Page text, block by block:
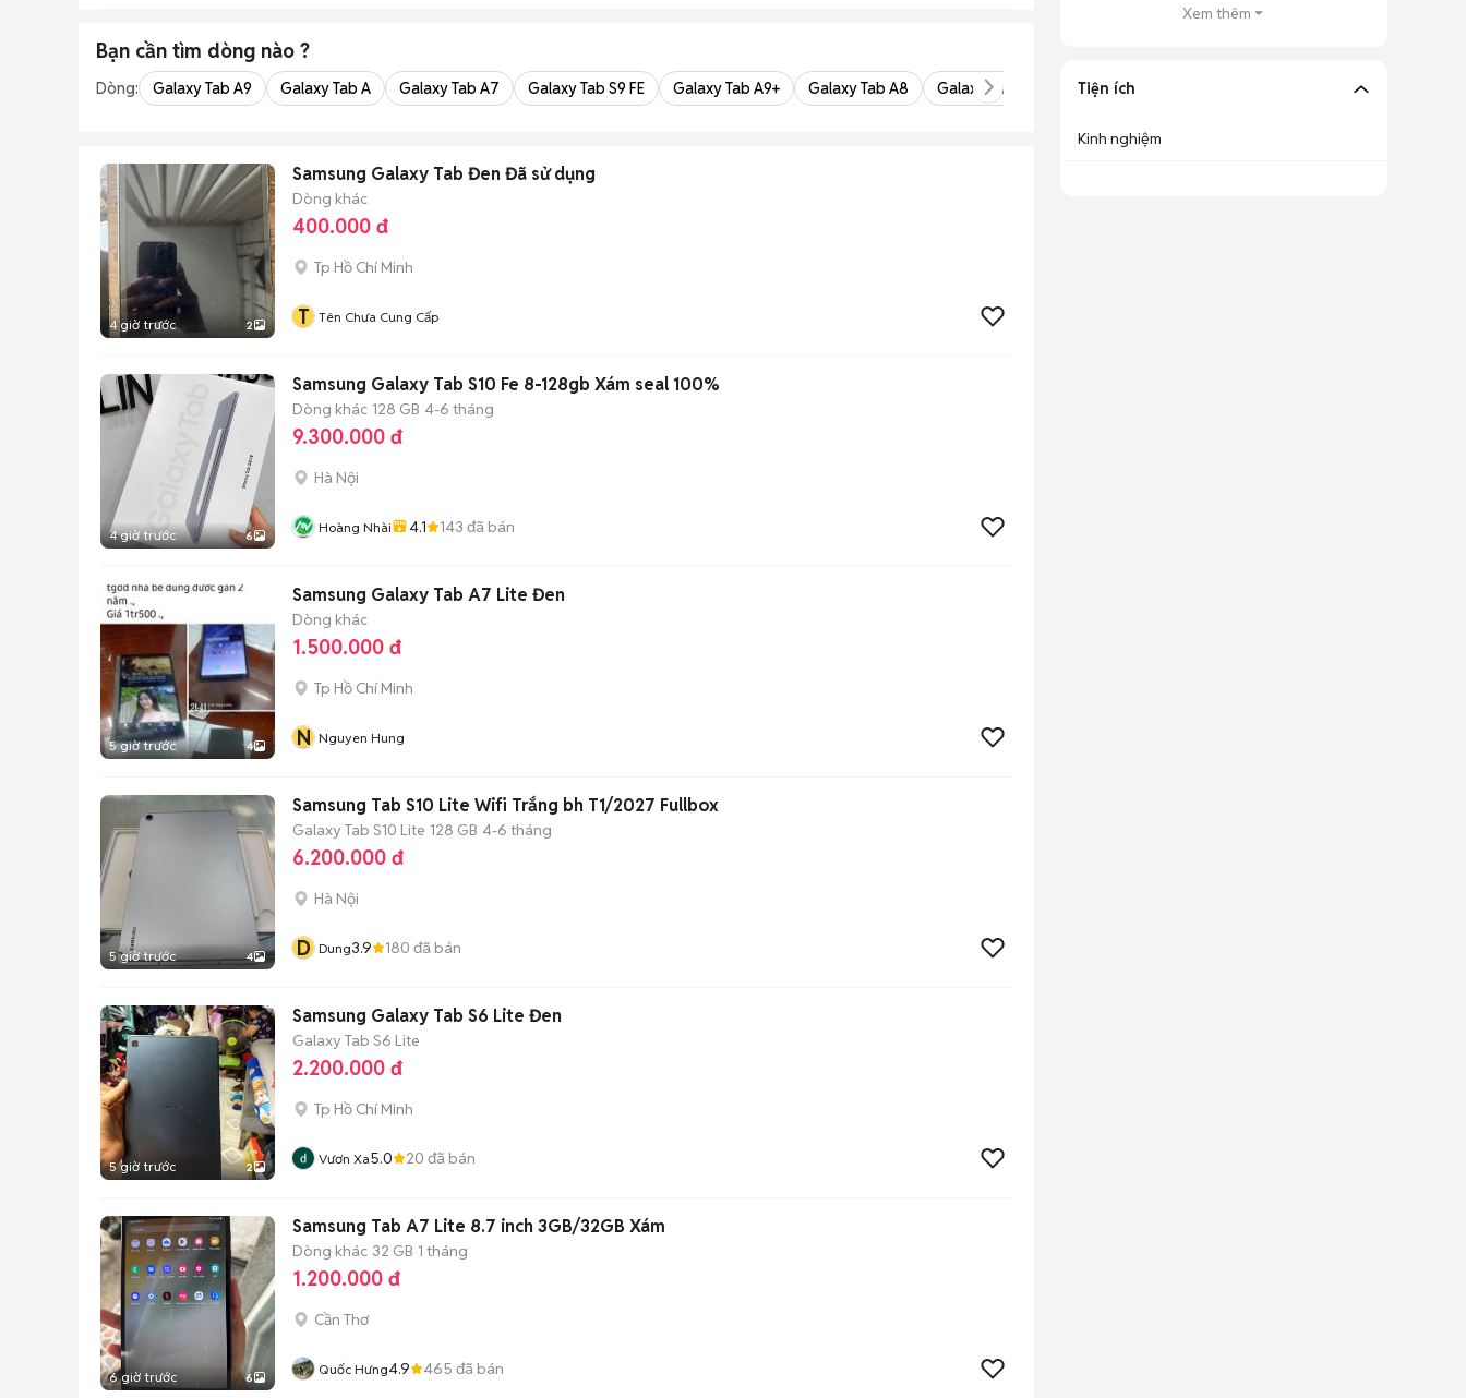
Bạn cần tìm dòng nào ?
Dòng: Galaxy Tab A9 Galaxy Tab A Galaxy Tab A7 Galaxy Tab S9 FE Galaxy Tab A9+ Galaxy Tab A8 Galaxy Tab S9 Galaxy Tab S7 FE Galaxy Tab
4 giờ trước 2
Samsung Galaxy Tab Đen Đã sử dụng
Dòng khác
400.000 đ
Tp Hồ Chí Minh
T Tên Chưa Cung Cấp
4 giờ trước 6
Samsung Galaxy Tab S10 Fe 8-128gb Xám seal 100%
Dòng khác 128 GB 4-6 tháng
9.300.000 đ
Hà Nội
Hoàng Nhài 4.1 143 đã bán
5 giờ trước 4
Samsung Galaxy Tab A7 Lite Đen
Dòng khác
1.500.000 đ
Tp Hồ Chí Minh
N Nguyen Hung
5 giờ trước 4
Samsung Tab S10 Lite Wifi Trắng bh T1/2027 Fullbox
Galaxy Tab S10 Lite 128 GB 4-6 tháng
6.200.000 đ
Hà Nội
D Dung3.9 180 đã bán
5 giờ trước 2
Samsung Galaxy Tab S6 Lite Đen
Galaxy Tab S6 Lite
2.200.000 đ
Tp Hồ Chí Minh
Vươn Xa5.0 20 đã bán
6 giờ trước 6
Samsung Tab A7 Lite 8.7 inch 3GB/32GB Xám
Dòng khác 32 GB 1 tháng
1.200.000 đ
Cần Thơ
Quốc Hưng4.9 465 đã bán
Xem thêm
Tiện ích
Kinh nghiệm